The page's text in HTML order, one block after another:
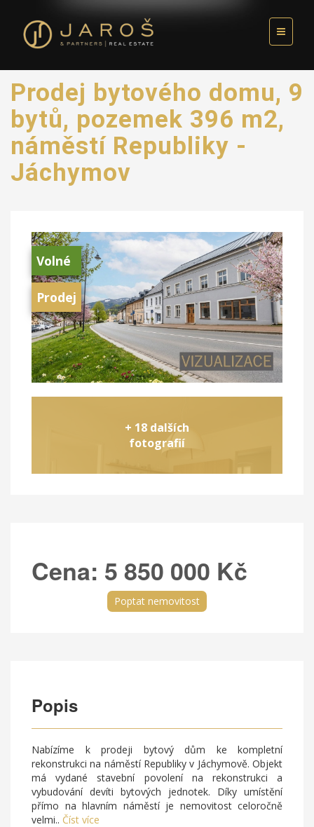
Prodej bytového domu, 9
bytů, pozemek 396 m2,
náměstí Republiky -
Jáchymov
Volné
Prodej
+ 18 dalších
fotografií
Cena: 5 850 000 Kč
Poptat nemovitost
Popis
Nabízíme k prodeji bytový dům ke kompletní
rekonstrukci na náměstí Republiky v Jáchymově. Objekt
má vydané stavební povolení na rekonstrukci a
vybudování devíti bytových jednotek. Díky umístění
přímo na hlavním náměstí je nemovitost celoročně
velmi.. Číst více